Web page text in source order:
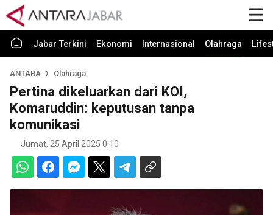
Jabar Terkini Ekonomi Internasional Olahraga
ANTARA Olahraga
Pertina dikeluarkan dari KOI,
Komaruddin: keputusan tanpa
komunikasi
Jumat, 25 April 2025 0:10